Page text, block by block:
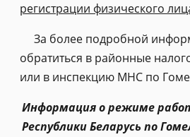
регистрации физического
За более подробной
обратиться в районные
или в инспекцию МНС по
Информация о режиме
Республики Беларусь по